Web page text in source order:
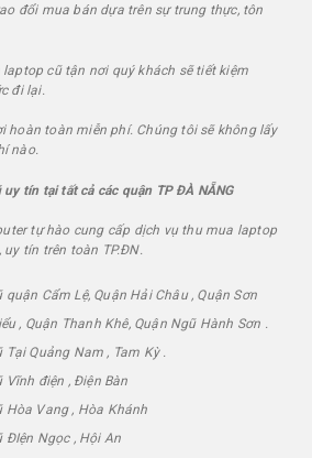
đổi mua bán dựa trên sự trung thực, tôn
cũ tận nơi quý khách sẽ tiết kiệm
đi lại.
hoàn toàn miễn phí. Chúng tôi sẽ không lấy
nào.
tín tại tất cả các quận TP ĐÀ NẴNG
tự hào cung cấp dịch vụ thu mua laptop
uy tín trên toàn TP.ĐN.
Cẩm Lệ, Quận Hải Châu , Quận Sơn
, Quận Thanh Khê, Quận Ngũ Hành Sơn .
Quảng Nam , Tam Kỳ .
Vĩnh điện , Điện Bàn
Hòa Vang , Hòa Khánh
ĐIện Ngọc , Hội An